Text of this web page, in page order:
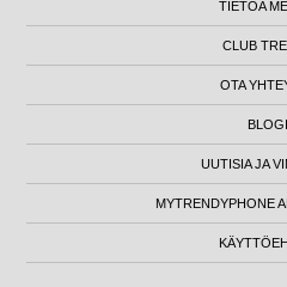
TIETOA
CLUB
OTA
BLOGI
UUTISIA JA
MYTRENDYPHONE